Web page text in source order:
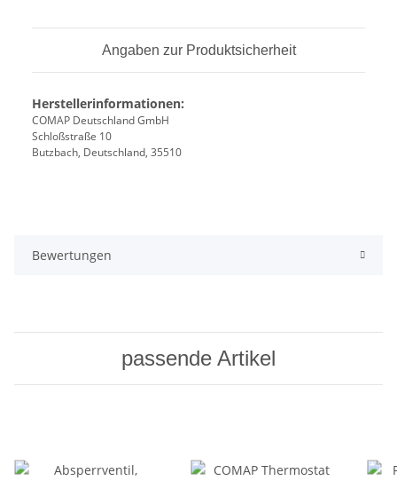
Angaben zur Produktsicherheit
Herstellerinformationen:
COMAP Deutschland GmbH
Schloßstraße 10
Butzbach, Deutschland, 35510
Bewertungen
passende Artikel